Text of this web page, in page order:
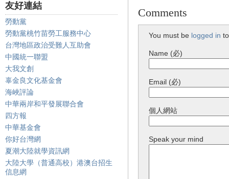
友好連結
勞動黨
勞動黨桃竹苗勞工服務中心
台灣地區政治受難人互助會
中國統一聯盟
大我文創
辜金良文化基金會
海峽評論
中華兩岸和平發展聯合會
四方報
中華基金會
你好台灣網
夏潮大陸就學資訊網
大陸大學（普通高校）港澳台招生
信息網
Comments
You must be logged in
Name (必)
Email (必)
個人網站
Speak your mind